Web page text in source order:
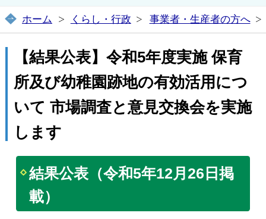
ホーム くらし・行政 事業者・生産者の方へ
【結果公表】令和5年度実施 保育
所及び幼稚園跡地の有効活用につ
いて 市場調査と意見交換会を実施
します
結果公表（令和5年12月26日掲
載）